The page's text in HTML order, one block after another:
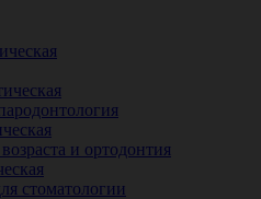
и ортодонтия
стоматологии